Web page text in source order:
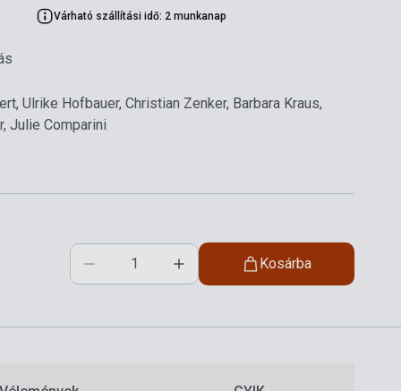
Várható szállítási idő: 2 munkanap
Ulrike Hofbauer, Christian Zenker, Barbara Kraus,
Julie Comparini
Kosárba